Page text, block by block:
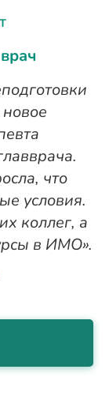
что
условия.
коллег, а
в ИМО».